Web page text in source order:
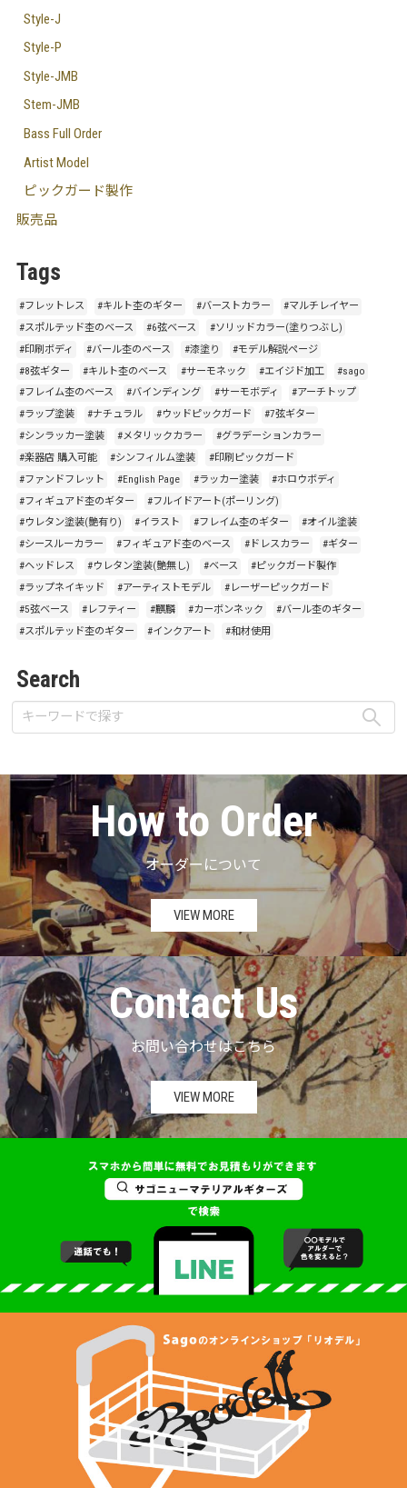
Style-J
Style-P
Style-JMB
Stem-JMB
Bass Full Order
Artist Model
ピックガード製作
販売品
Tags
#フレットレス #キルト杢のギター #バーストカラー
#マルチレイヤー
#スポルテッド杢のベース
#6弦ベース
#ソリッドカラー(塗りつぶし)
#印刷ボディ
#バール杢のベース #漆塗り
#モデル解説ページ
#8弦ギター
#キルト杢のベース #サーモネック #エイジド加工
#sago
#フレイム杢のベース
#バインディング #サーモボディ
#アーチトップ
#ラップ塗装
#ナチュラル #ウッドピックガード
#7弦ギター
#シンラッカー塗装
#メタリックカラー
#グラデーションカラー
#楽器店 購入可能
#シンフィルム塗装
#印刷ピックガード
#ファンドフレット
#English Page #ラッカー塗装
#ホロウボディ
#フィギュアド杢のギター
#フルイドアート(ポーリング)
#ウレタン塗装(艶有り)
#イラスト #フレイム杢のギター
#オイル塗装
#シースルーカラー
#フィギュアド杢のベース #ドレスカラー
#ギター
#ヘッドレス
#ウレタン塗装(艶無し) #ベース
#ピックガード製作
#ラップネイキッド
#アーティストモデル
#レーザーピックガード
#5弦ベース
#レフティー #麒麟 #カーボンネック
#バール杢のギター
#スポルテッド杢のギター
#インクアート #和材使用
Search
How to Order
オーダーについて
VIEW MORE
Contact Us
お問い合わせはこちら
VIEW MORE